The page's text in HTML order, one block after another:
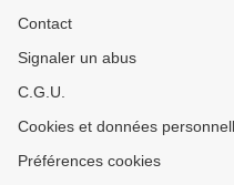
Contact
Signaler un abus
C.G.U.
Cookies et données
Préférences cookies